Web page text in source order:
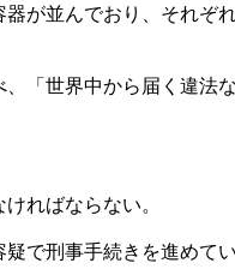
が並んでおり、それぞ
「世界中から届く違法
ればならない。
で刑事手続きを進めて